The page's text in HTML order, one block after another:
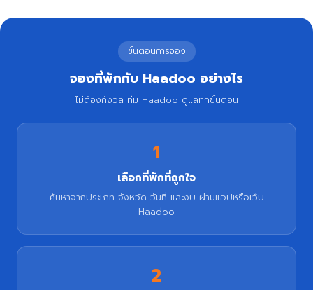
ขั้นตอนการจอง
จองที่พักกับ Haadoo อย่างไร
ไม่ต้องกังวล ทีม Haadoo ดูแลทุกขั้นตอน
1
เลือกที่พักที่ถูกใจ
ค้นหาจากประเภท จังหวัด วันที่ และงบ ผ่านแอปหรือเว็บ
Haadoo
2